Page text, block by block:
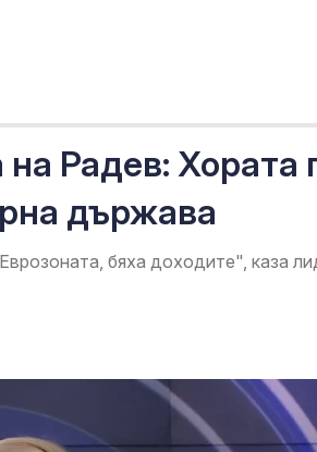
Радев: Хората
държава
бяха доходите", каза